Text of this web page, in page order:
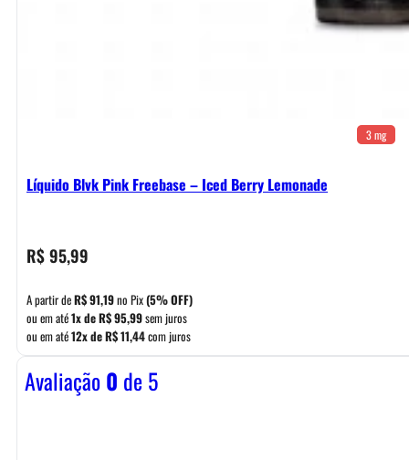
3 mg
Líquido Blvk Pink Freebase – Iced Berry Lemonade
R$95,99
A partir deR$91,19no Pix(5% OFF)
ou em até1x deR$95,99sem juros
ou em até12x deR$11,44com juros
Avaliação0 de 5